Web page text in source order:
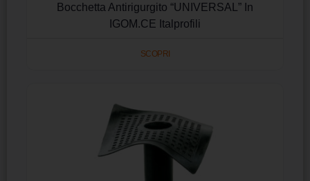
Bocchetta Antirigurgito “UNIVERSAL” In
IGOM.CE Italprofili
SCOPRI